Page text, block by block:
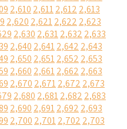
2,610 2,6112,612 2,613
2,620 2,6212,622 2,623
2,630 2,6312,632 2,633
2,640 2,6412,642 2,643
2,650 2,6512,652 2,653
2,660 2,6612,662 2,663
2,670 2,6712,672 2,673
2,680 2,6812,682 2,683
2,690 2,6912,692 2,693
2,700 2,7012,702 2,703